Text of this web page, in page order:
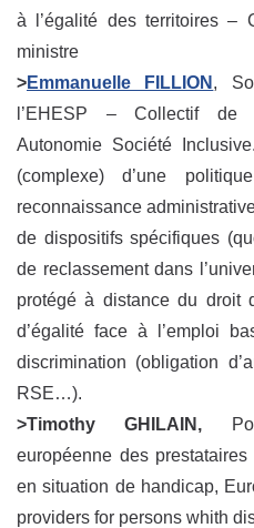
à l’égalité des territoires –
ministre
>Emmanuelle FILLION ,
l’EHESP – Collectif de
Autonomie Société
(complexe) d’une
reconnaissance
de dispositifs spécifiques
de reclassement dans
protégé à distance du
d’égalité face à l’emploi
discrimination (obligation
RSE…).
>Timothy GHILAIN,
européenne des
en situation de handicap,
providers for persons whith